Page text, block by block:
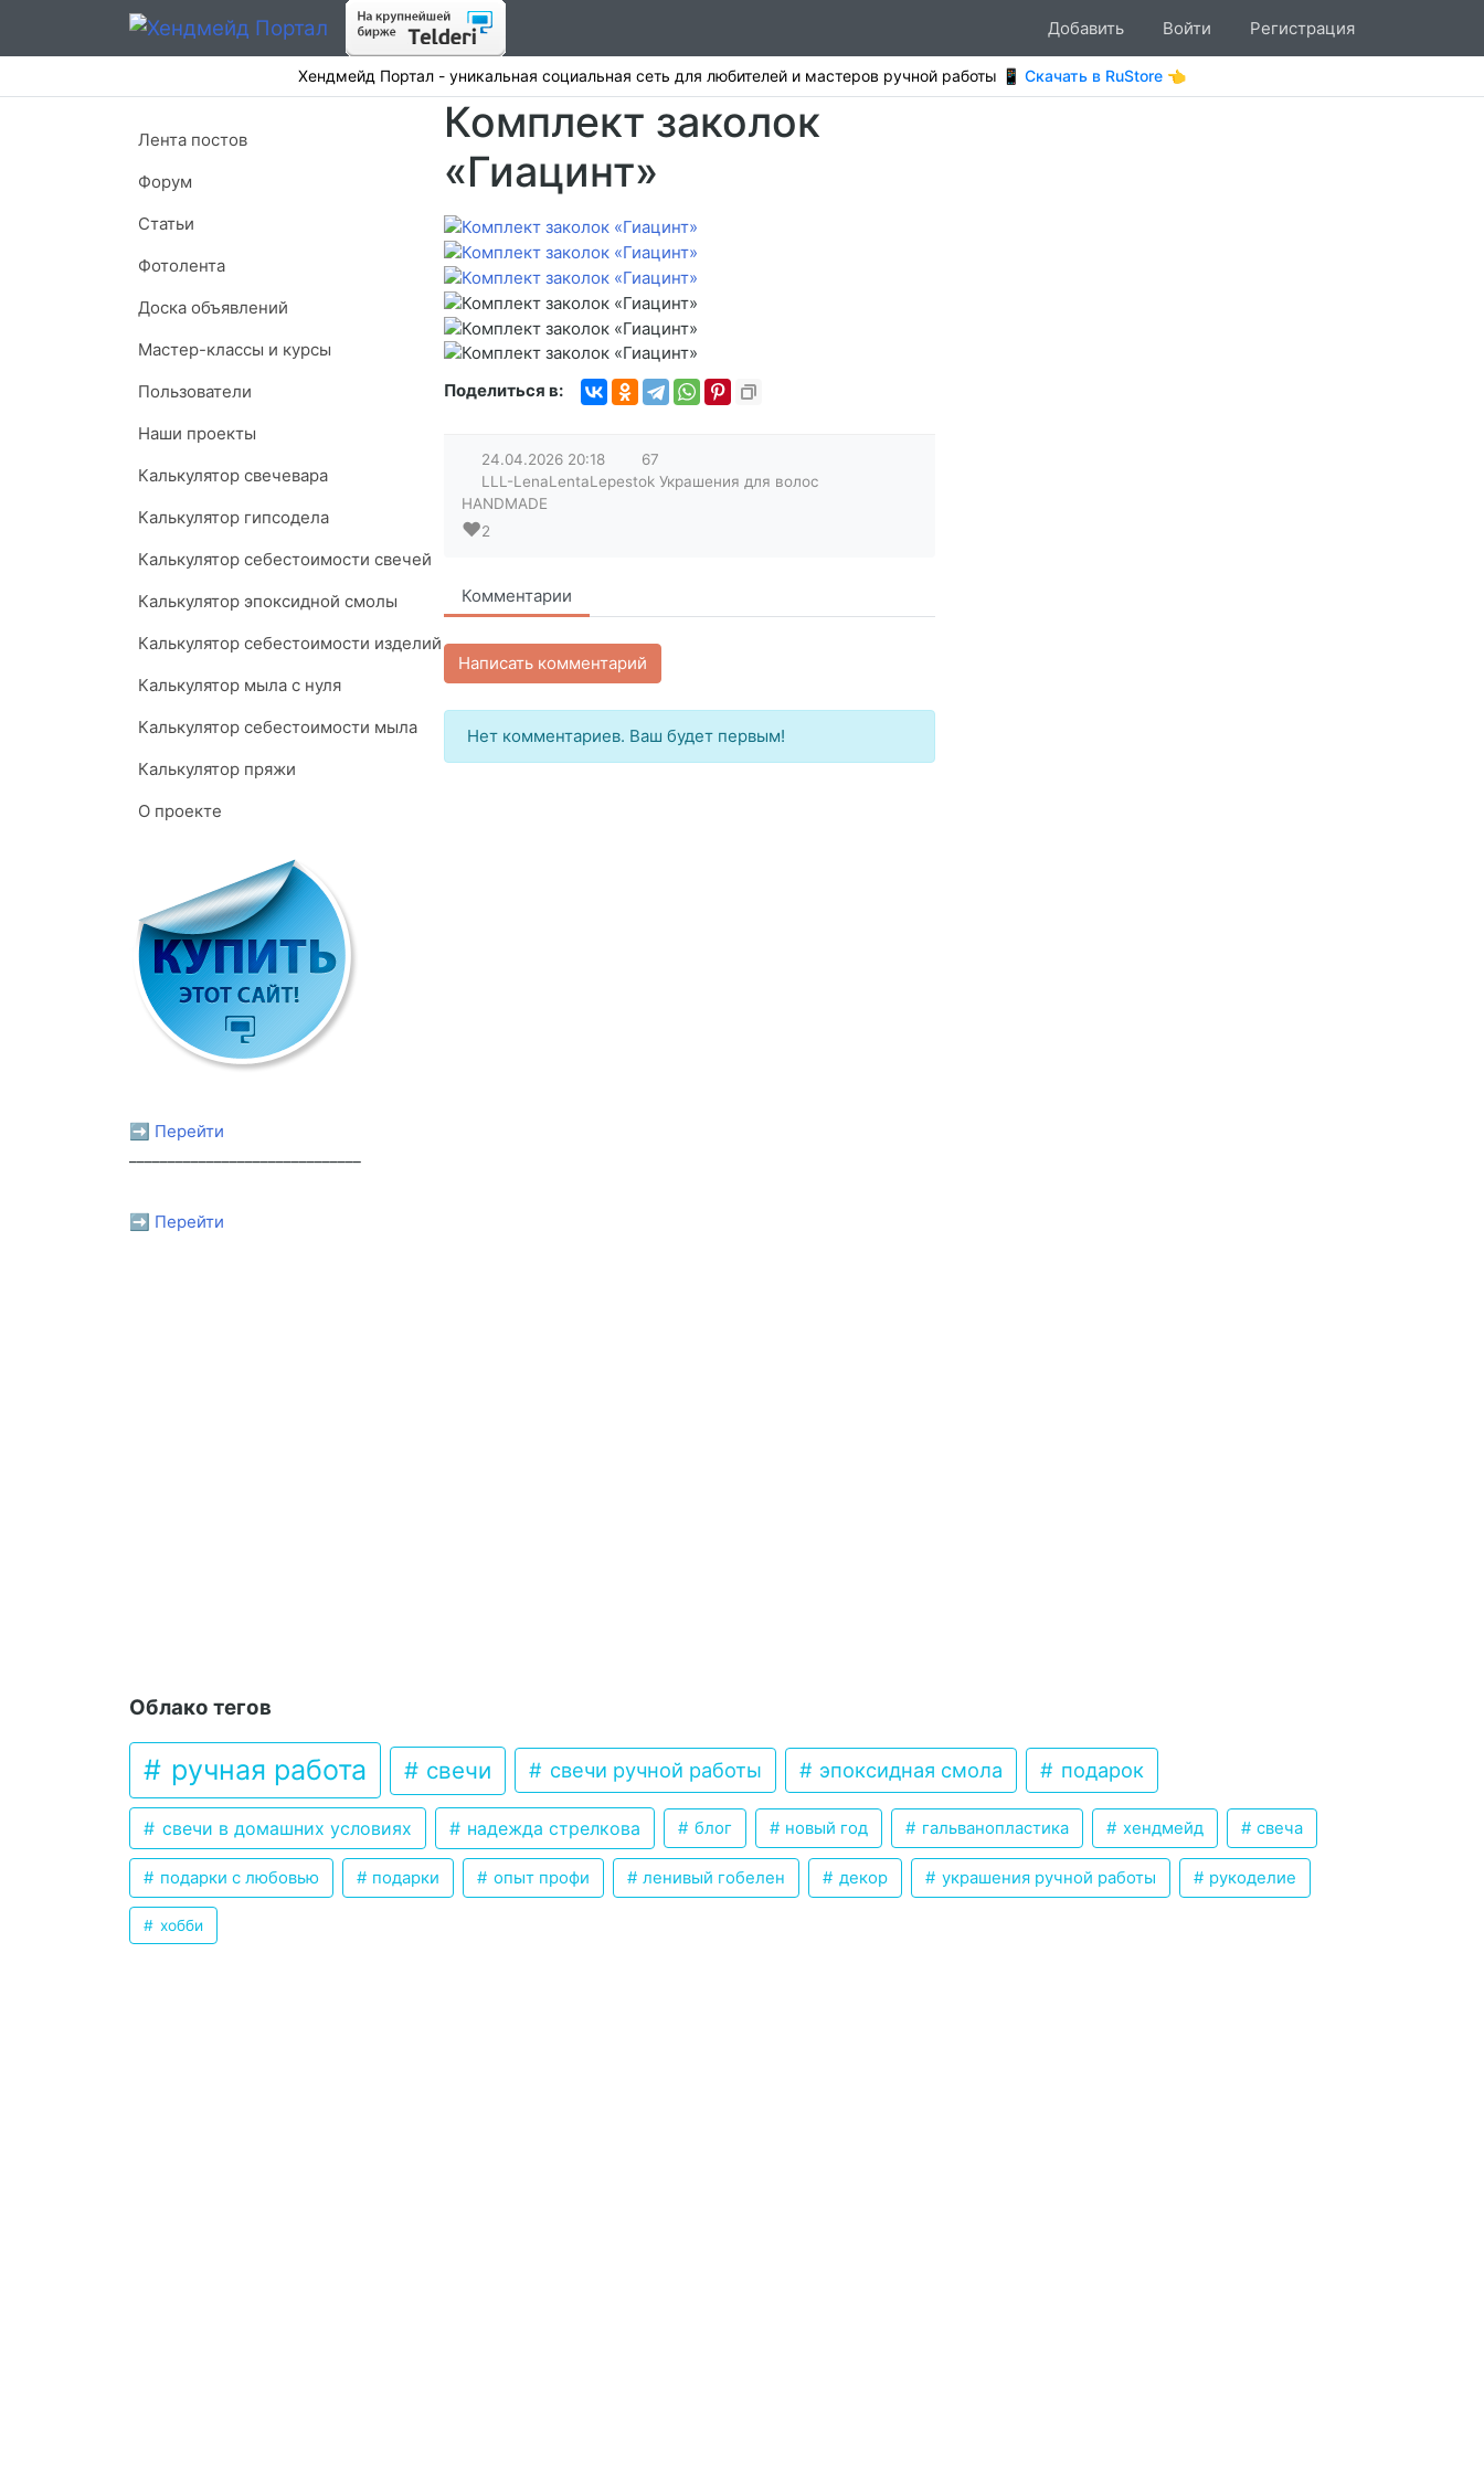
Добавить Войти Регистрация
Хендмейд Портал - уникальная социальная сеть для любителей и мастеров ручной работы 📱 Скачать в RuStore 👈
Комплект заколок
«Гиацинт»
Поделиться в:
24.04.2026 20:18
67
LLL-LenaLentaLepestok Украшения для волос
HANDMADE
❤️2
Комментарии
Написать комментарий
Нет комментариев. Ваш будет первым!
Лента постов
Форум
Статьи
Фотолента
Доска объявлений
Мастер-классы и курсы
Пользователи
Наши проекты
Калькулятор свечевара
Калькулятор гипсодела
Калькулятор себестоимости свечей
Калькулятор эпоксидной смолы
Калькулятор себестоимости изделий
Калькулятор мыла с нуля
Калькулятор себестоимости мыла
Калькулятор пряжи
О проекте
➡ Перейти
➡ Перейти
Облако тегов
ручная работа свечи свечи ручной работы эпоксидная смола подарок
свечи в домашних условиях надежда стрелкова блог новый год гальванопластика хендмейд свеча
подарки с любовью подарки опыт профи ленивый гобелен декор украшения ручной работы рукоделие
хобби